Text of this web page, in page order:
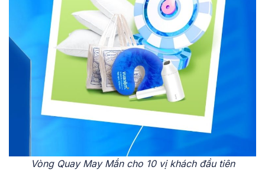
Vòng Quay May Mắn cho 10 vị khách đầu tiên